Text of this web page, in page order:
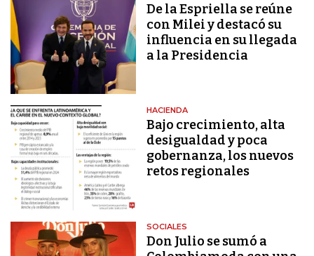
De la Espriella se reúne
con Milei y destacó su
influencia en su llegada
a la Presidencia
HACIENDA
Bajo crecimiento, alta
desigualdad y poca
gobernanza, los nuevos
retos regionales
SOCIALES
Don Julio se sumó a